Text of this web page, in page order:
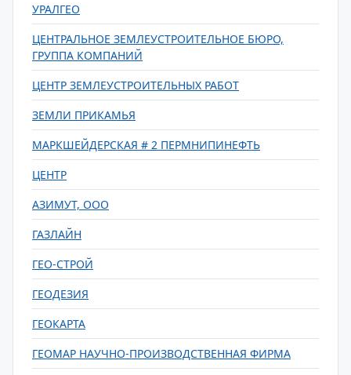
УРАЛГЕО
ЦЕНТРАЛЬНОЕ ЗЕМЛЕУСТРОИТЕЛЬНОЕ БЮРО,
ГРУППА КОМПАНИЙ
ЦЕНТР ЗЕМЛЕУСТРОИТЕЛЬНЫХ РАБОТ
ЗЕМЛИ ПРИКАМЬЯ
МАРКШЕЙДЕРСКАЯ # 2 ПЕРМНИПИНЕФТЬ
ЦЕНТР
АЗИМУТ, ООО
ГАЗЛАЙН
ГЕО-СТРОЙ
ГЕОДЕЗИЯ
ГЕОКАРТА
ГЕОМАР НАУЧНО-ПРОИЗВОДСТВЕННАЯ ФИРМА